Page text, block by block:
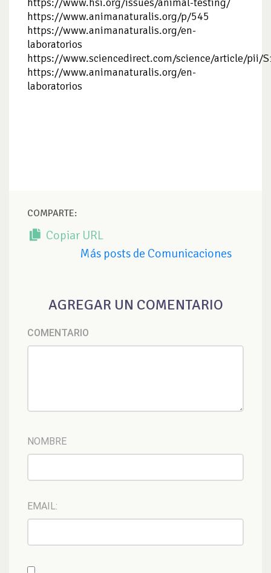
https://www.animanaturalis.org/p/545
https://www.animanaturalis.org/en-
laboratorios
https://www.sciencedirect.com/science/article/pii/
https://www.animanaturalis.org/en-
laboratorios
COMPARTE:
Copiar URL
Más posts de Comunicaciones
AGREGAR UN COMENTARIO
COMENTARIO
NOMBRE
EMAIL: